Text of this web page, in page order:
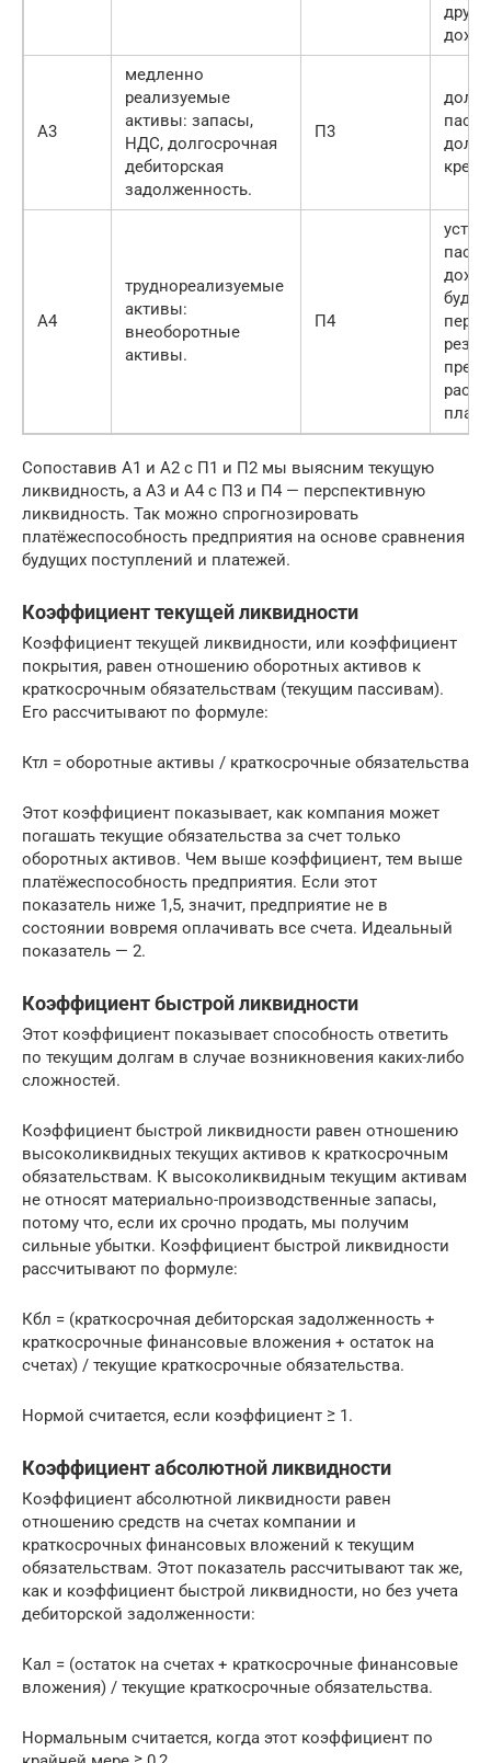
А3
медленно
реализуемые
активы: запасы,
НДС, долгосрочная
дебиторская
задолженность.
П3
А4
труднореализуемые
активы:
внеоборотные
активы.
П4
Сопоставив А1 и А2 с П1 и П2 мы выясним текущую
ликвидность, а А3 и А4 с П3 и П4 — перспективную
ликвидность. Так можно спрогнозировать
платёжеспособность предприятия на основе сравнения
будущих поступлений и платежей.
Коэффициент текущей ликвидности
Коэффициент текущей ликвидности, или коэффициент
покрытия, равен отношению оборотных активов к
краткосрочным обязательствам (текущим пассивам).
Его рассчитывают по формуле:
Ктл = оборотные активы / краткосрочные обязательства
Этот коэффициент показывает, как компания может
погашать текущие обязательства за счет только
оборотных активов. Чем выше коэффициент, тем выше
платёжеспособность предприятия. Если этот
показатель ниже 1,5, значит, предприятие не в
состоянии вовремя оплачивать все счета. Идеальный
показатель — 2.
Коэффициент быстрой ликвидности
Этот коэффициент показывает способность ответить
по текущим долгам в случае возникновения каких-либо
сложностей.
Коэффициент быстрой ликвидности равен отношению
высоколиквидных текущих активов к краткосрочным
обязательствам. К высоколиквидным текущим активам
не относят материально-производственные запасы,
потому что, если их срочно продать, мы получим
сильные убытки. Коэффициент быстрой ликвидности
рассчитывают по формуле:
Кбл = (краткосрочная дебиторская задолженность +
краткосрочные финансовые вложения + остаток на
счетах) / текущие краткосрочные обязательства.
Нормой считается, если коэффициент ≥ 1.
Коэффициент абсолютной ликвидности
Коэффициент абсолютной ликвидности равен
отношению средств на счетах компании и
краткосрочных финансовых вложений к текущим
обязательствам. Этот показатель рассчитывают так же,
как и коэффициент быстрой ликвидности, но без учета
дебиторской задолженности:
Кал = (остаток на счетах + краткосрочные финансовые
вложения) / текущие краткосрочные обязательства.
Нормальным считается, когда этот коэффициент по